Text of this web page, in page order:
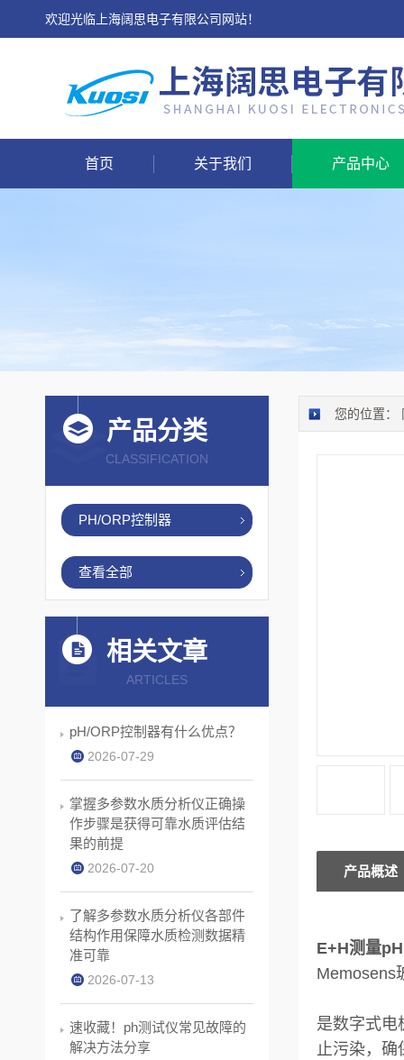
欢迎光临上海阔思电子有限公司网站！
首页 关于我们 产品中心
您的位置：
产品概述
E+H测量
Memosens
是数字式电
止污染，确
产品分类
CLASSIFICATION
PH/ORP控制器
查看全部
相关文章
ARTICLES
pH/ORP控制器有什么优点？
2026-07-29
掌握多参数水质分析仪正确操
作步骤是获得可靠水质评估结
果的前提
2026-07-20
了解多参数水质分析仪各部件
结构作用保障水质检测数据精
准可靠
2026-07-13
速收藏！ph测试仪常见故障的
解决方法分享